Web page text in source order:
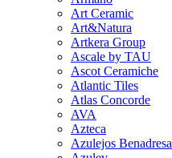
Art Ceramic
Art&Natura
Artkera Group
Ascale by TAU
Ascot Ceramiche
Atlantic Tiles
Atlas Concorde
AVA
Azteca
Azulejos Benadresa